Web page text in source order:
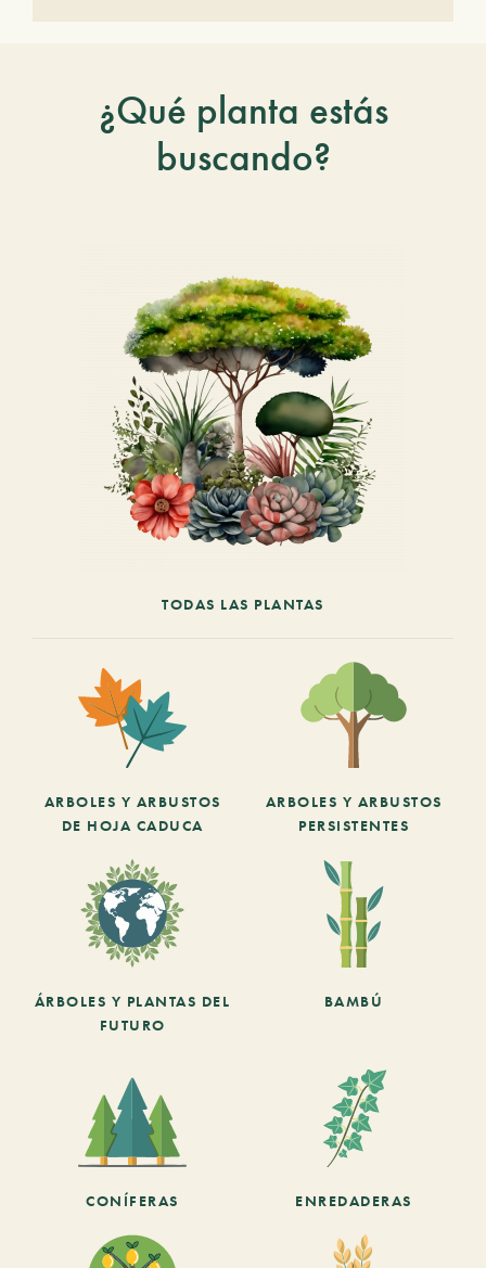
¿Qué planta estás
buscando?
TODAS LAS PLANTAS
ARBOLES Y ARBUSTOS
DE HOJA CADUCA
ARBOLES Y ARBUSTOS
PERSISTENTES
ÁRBOLES Y PLANTAS DEL
FUTURO
BAMBÚ
CONÍFERAS ENREDADERAS